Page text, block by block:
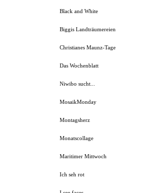
Black and White
Biggis Landträumereien
Christianes Maunz-Tage
Das Wochenblatt
Niwibo sucht...
MosaikMonday
Montagsherz
Monatscollage
Maritimer Mittwoch
Ich seh rot